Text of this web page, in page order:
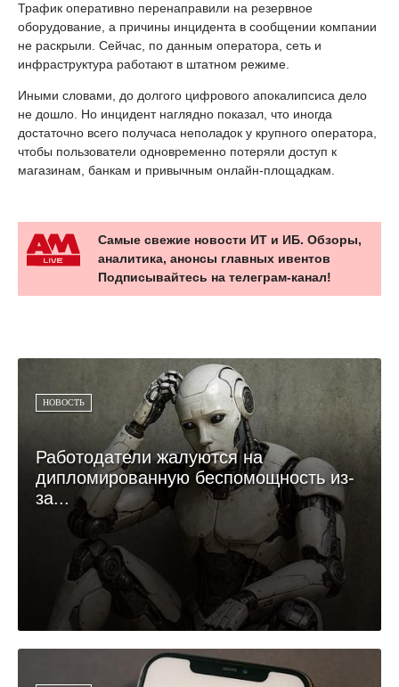
Трафик оперативно перенаправили на резервное
оборудование, а причины инцидента в сообщении компании
не раскрыли. Сейчас, по данным оператора, сеть и
инфраструктура работают в штатном режиме.
Иными словами, до долгого цифрового апокалипсиса дело
не дошло. Но инцидент наглядно показал, что иногда
достаточно всего получаса неполадок у крупного оператора,
чтобы пользователи одновременно потеряли доступ к
магазинам, банкам и привычным онлайн-площадкам.
Самые свежие новости ИТ и ИБ. Обзоры,
аналитика, анонсы главных ивентов
Подписывайтесь на телеграм-канал!
НОВОСТЬ
Работодатели жалуются на
дипломированную беспомощность из-
за...